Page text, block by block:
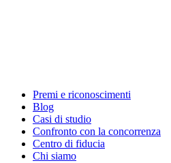
Premi e riconoscimenti
Blog
Casi di studio
Confronto con la concorrenza
Centro di fiducia
Chi siamo